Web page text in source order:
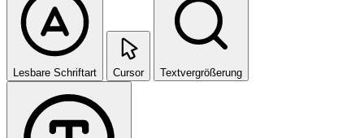
Lesbare Schriftart Cursor Textvergrößerung